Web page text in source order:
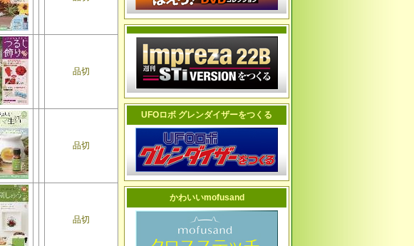
品切
品切
品切
UFOロボ グレンダイザーをつくる
かわいいmofusand